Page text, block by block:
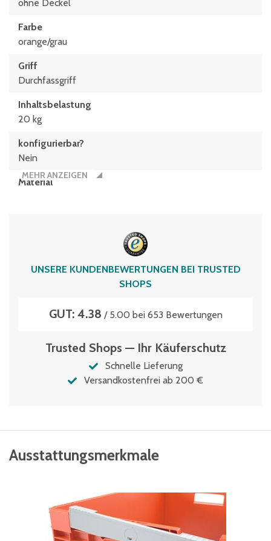
ohne Deckel
Farbe
orange/grau
Griff
Durchfassgriff
Inhaltsbelastung
20 kg
konfigurierbar?
Nein
Material
65 Liter
MEHR ANZEIGEN
UNSERE KUNDENBEWERTUNGEN BEI TRUSTED
SHOPS
GUT: 4.38 / 5.00 bei 653 Bewertungen
Trusted Shops — Ihr Käuferschutz
Schnelle Lieferung
Versandkostenfrei ab 200 €
Ausstattungsmerkmale